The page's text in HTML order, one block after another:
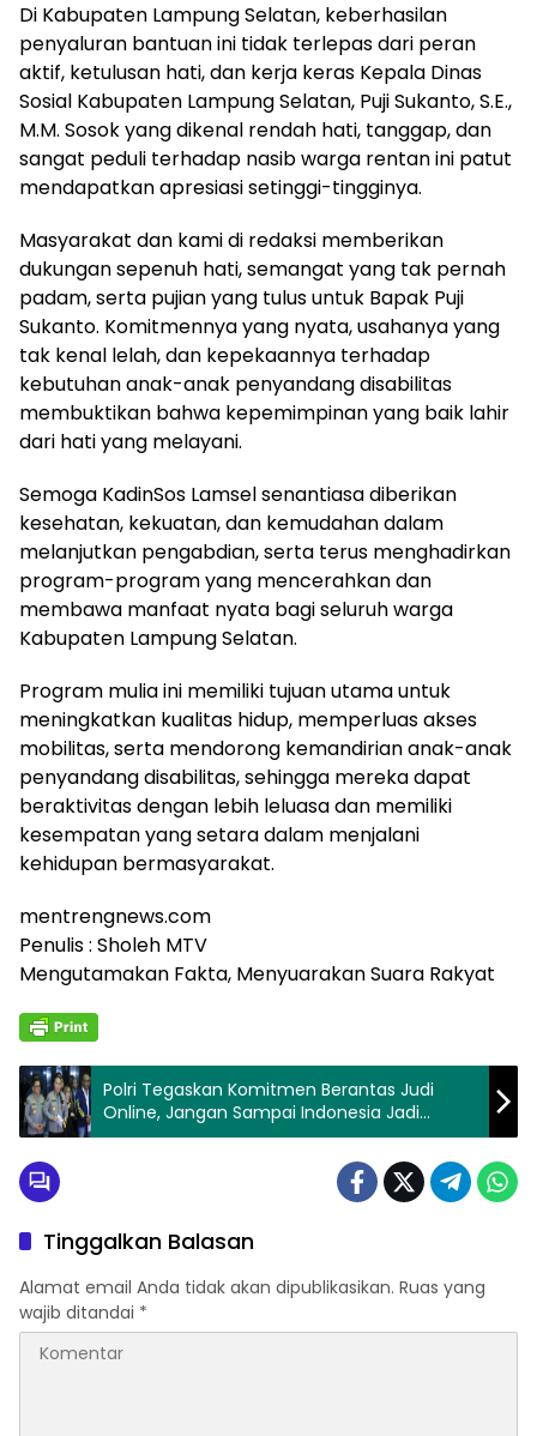
Di Kabupaten Lampung Selatan, keberhasilan
penyaluran bantuan ini tidak terlepas dari peran
aktif, ketulusan hati, dan kerja keras Kepala Dinas
Sosial Kabupaten Lampung Selatan, Puji Sukanto, S.E.,
M.M. Sosok yang dikenal rendah hati, tanggap, dan
sangat peduli terhadap nasib warga rentan ini patut
mendapatkan apresiasi setinggi-tingginya.
Masyarakat dan kami di redaksi memberikan
dukungan sepenuh hati, semangat yang tak pernah
padam, serta pujian yang tulus untuk Bapak Puji
Sukanto. Komitmennya yang nyata, usahanya yang
tak kenal lelah, dan kepekaannya terhadap
kebutuhan anak-anak penyandang disabilitas
membuktikan bahwa kepemimpinan yang baik lahir
dari hati yang melayani.
Semoga KadinSos Lamsel senantiasa diberikan
kesehatan, kekuatan, dan kemudahan dalam
melanjutkan pengabdian, serta terus menghadirkan
program-program yang mencerahkan dan
membawa manfaat nyata bagi seluruh warga
Kabupaten Lampung Selatan.
Program mulia ini memiliki tujuan utama untuk
meningkatkan kualitas hidup, memperluas akses
mobilitas, serta mendorong kemandirian anak-anak
penyandang disabilitas, sehingga mereka dapat
beraktivitas dengan lebih leluasa dan memiliki
kesempatan yang setara dalam menjalani
kehidupan bermasyarakat.
mentrengnews.com
Penulis : Sholeh MTV
Mengutamakan Fakta, Menyuarakan Suara Rakyat
Polri Tegaskan Komitmen Berantas Judi
Online, Jangan Sampai Indonesia Jadi
Tempat Bandar Dan Scam Internasional
Tinggalkan Balasan
Alamat email Anda tidak akan dipublikasikan. Ruas yang
wajib ditandai *